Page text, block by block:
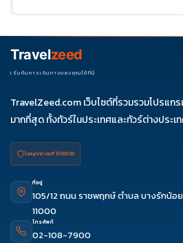
ม.ค. 70
01-06
Travelzeed
เริ่มต้นการเดินทางของคุณได้ที่นี่
TravelZeed.com เว็บไซต์ที่รวมรวมโปรแก
มากที่สุด ทั้งทัวร์ในประเทศและทัวร์ต่างประเ
ใบอนุญาต เลขที่ 11/08038
ที่อยู่
105/12 ถนน ราชพฤกษ์ ตำบล บางรักน้อ
11000
โทรศัพท์
02-108-7900